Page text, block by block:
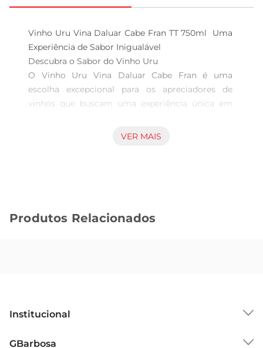
Vinho Uru Vina Daluar Cabe Fran TT 750ml  Uma
Experiência de Sabor Inigualável
Descubra o Sabor do Vinho Uru
O Vinho Uru Vina Daluar Cabe Fran é uma
escolha excepcional para os apreciadores de
vinhos que buscam uma experiência única em
garrafa de 750ml, este vinho tinto é ideal para
complexidade e riqueza de sabores. O Vinho Uru
prolongado.
O Vinho Uru é extremamente versátil e pode ser
VER MAIS
Produtos Relacionados
Institucional
GBarbosa